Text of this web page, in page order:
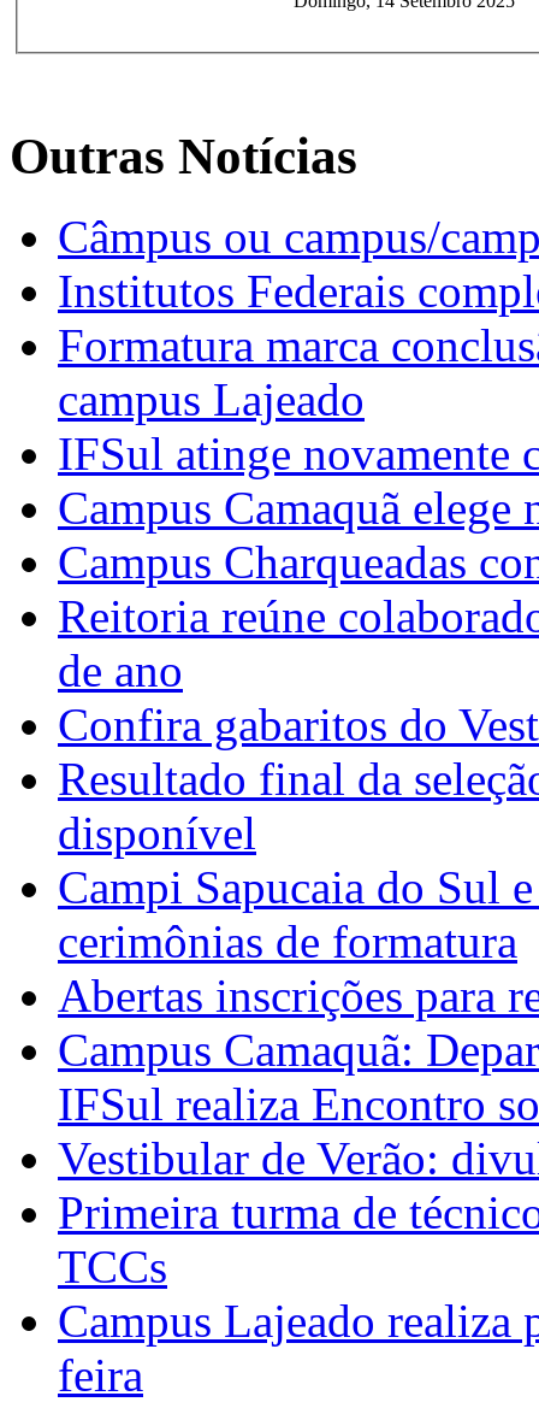
Outras Notícias
Câmpus ou campus/
Institutos Federais
Formatura marca
campus Lajeado
IFSul atinge novamente
Campus Camaquã
Campus Charqueadas
Reitoria reúne
de ano
Confira gabaritos do
Resultado final da
disponível
Campi Sapucaia do Sul
cerimônias de formatura
Abertas inscrições para
Campus Camaquã:
IFSul realiza Encontro
Vestibular de Verão:
Primeira turma de
TCCs
Campus Lajeado realiza
feira